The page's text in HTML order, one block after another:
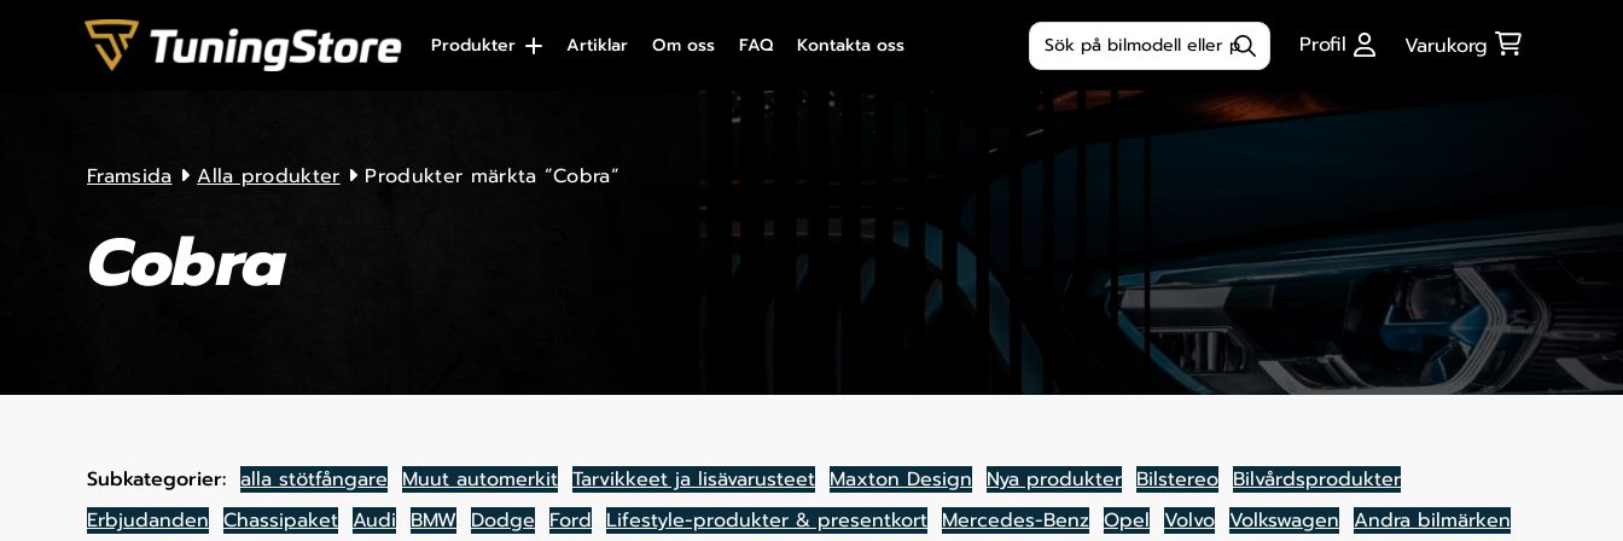
Skip to content
Produkter Artiklar Om oss FAQ Kontakta oss
Produktsökning
Profil Varukorg
Framsida Alla produkter Produkter märkta ”Cobra”
Cobra
Subkategorier: alla stötfångare Muut automerkit Tarvikkeet ja lisävarusteet Maxton Design Nya produkter Bilstereo Bilvårdsprodukter
Erbjudanden Chassipaket Audi BMW Dodge Ford Lifestyle-produkter & presentkort Mercedes-Benz Opel Volvo Volkswagen Andra bilmärken